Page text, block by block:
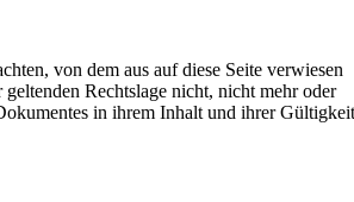
von dem aus auf diese Seite verwiesen
Rechtslage nicht, nicht mehr oder
in ihrem Inhalt und ihrer Gültigkeit